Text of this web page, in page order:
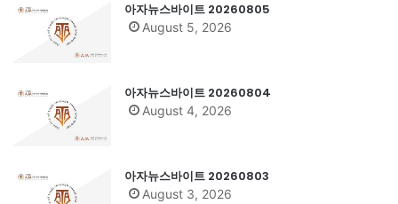
아자뉴스바이트 20260805
August 5, 2026
아자뉴스바이트 20260804
August 4, 2026
아자뉴스바이트 20260803
August 3, 2026